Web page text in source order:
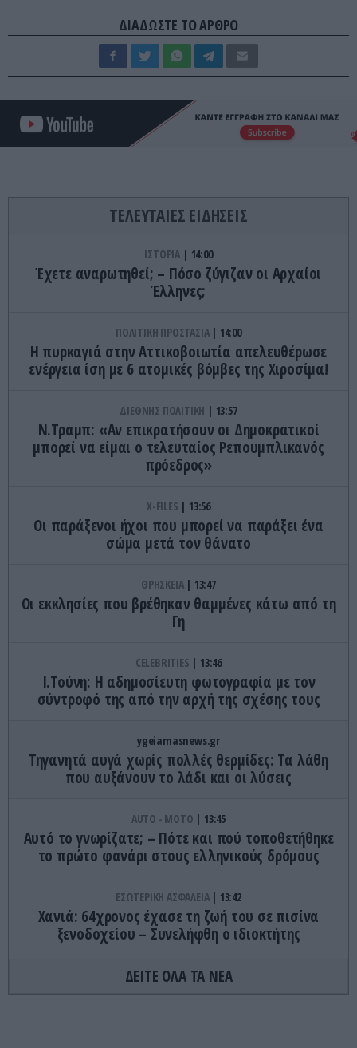
ΔΙΑΔΩΣΤΕ ΤΟ ΑΡΘΡΟ
ΤΕΛΕΥΤΑΙΕΣ ΕΙΔΗΣΕΙΣ
ΙΣΤΟΡΙΑ 14:00
Έχετε αναρωτηθεί; – Πόσο ζύγιζαν οι Αρχαίοι
Έλληνες;
ΠΟΛΙΤΙΚΗ ΠΡΟΣΤΑΣΙΑ 14:00
Η πυρκαγιά στην Αττικοβοιωτία απελευθέρωσε
ενέργεια ίση με 6 ατομικές βόμβες της Χιροσίμα!
ΔΙΕΘΝΗΣ ΠΟΛΙΤΙΚΗ 13:57
Ν.Τραμπ: «Αν επικρατήσουν οι Δημοκρατικοί
μπορεί να είμαι ο τελευταίος Ρεπουμπλικανός
πρόεδρος»
X-FILES 13:56
Οι παράξενοι ήχοι που μπορεί να παράξει ένα
σώμα μετά τον θάνατο
ΘΡΗΣΚΕΙΑ 13:47
Οι εκκλησίες που βρέθηκαν θαμμένες κάτω από τη
Γη
CELEBRITIES 13:46
Ι.Τούνη: Η αδημοσίευτη φωτογραφία με τον
σύντροφό της από την αρχή της σχέσης τους
ygeiamasnews.gr
Τηγανητά αυγά χωρίς πολλές θερμίδες: Τα λάθη
που αυξάνουν το λάδι και οι λύσεις
AUTO - MOTO 13:45
Αυτό το γνωρίζατε; – Πότε και πού τοποθετήθηκε
το πρώτο φανάρι στους ελληνικούς δρόμους
ΕΣΩΤΕΡΙΚΗ ΑΣΦΑΛΕΙΑ 13:42
Χανιά: 64χρονος έχασε τη ζωή του σε πισίνα
ξενοδοχείου – Συνελήφθη ο ιδιοκτήτης
ΑΣΤΡΑ & ΖΩΔΙΑ 13:39
Τα τέσσερα ζώδια που θα ζήσουν μεγάλες
ΔΕΙΤΕ ΟΛΑ ΤΑ ΝΕΑ